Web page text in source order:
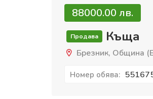
88000.00 лв.
Продава Къща
Брезник, Община
Номер обява: